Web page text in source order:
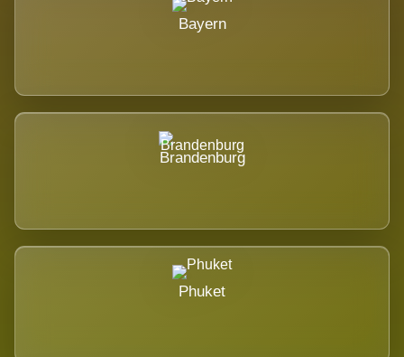
Bayern
Brandenburg
Phuket